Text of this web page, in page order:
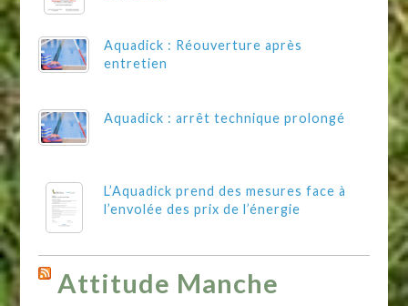
Aquadick : Réouverture après
entretien
Aquadick : arrêt technique prolongé
L’Aquadick prend des mesures face à
l’envolée des prix de l’énergie
Attitude Manche